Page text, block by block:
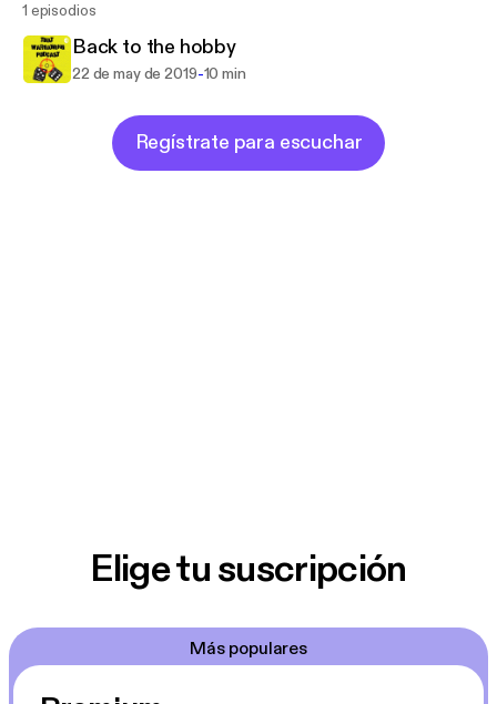
1 episodios
Back to the hobby
22 de may de 2019-10 min
Regístrate para escuchar
Elige tu suscripción
Más populares